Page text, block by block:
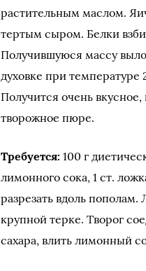
растительным маслом.
тертым сыром. Белки
Получившуюся массу
духовке при температуре
Получится очень
творожное пюре.
Требуется: 100 г
лимонного сока, 1 ст.
разрезать вдоль
крупной терке. Творог
сахара, влить лимонный